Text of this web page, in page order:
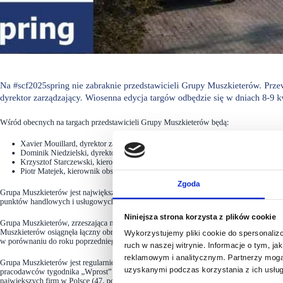
Zgoda
Niniejsza strona korzysta z plików cookie
Wykorzystujemy pliki cookie do
ruch w naszej witrynie. Informacje o tym,
reklamowym i analitycznym. Partnerzy
uzyskanymi podczas korzystania z ich
Na #scf2025spring nie zabraknie przedstawicieli Grupy Muszkieterów.
dyrektor zarządzający. Wiosenna edycja targów odbędzie się w dniach 8-9
Wśród obecnych na targach przedstawicieli Grupy Muszkieterów będą:
Xavier Mouillard, dyrektor zarządzający,
Dominik Niedzielski, dyrektor rozwoju,
Krzysztof Starczewski, kierownik obszaru północ,
Piotr Matejek, kierownik obszaru południe.
Grupa Muszkieterów jest największym europejskim zrzeszeniem niezależnych
punktów handlowych i usługowych.
Grupa Muszkieterów, zrzeszająca niezależnych przedsiębiorców pod szyldami sieci
Muszkieterów osiągnęła łączny obrót w wysokości 10,93 mld zł w ramach sieci
w porównaniu do roku poprzedniego.
Grupa Muszkieterów jest regularnie nagradzana w licznych konkursach i rankingach,
pracodawców tygodnika „Wprost” (28. miejsce w 2023 r.), na Liście 2000 dziennika
największych firm w Polsce (47. pozycja wg. danych za 2021 r.), w rankingu „1000